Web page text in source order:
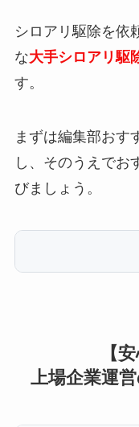
シロアリ駆除を依
な大手シロアリ駆
す。
まずは編集部おす
し、そのうえでお
びましょう。
【
上場企業運